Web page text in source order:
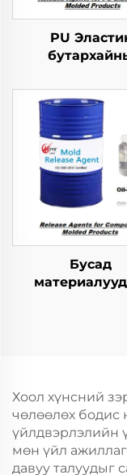
PU
зохицуулах
Бусад
Хоол хүнсний
чөлөөлөх бодис
үйлдвэрлэлийн
мөн үйл
давуу талуудыг